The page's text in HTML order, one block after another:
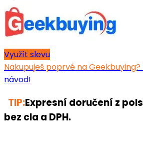
Využít slevu
Nakupuješ poprvé na Geekbuying?
návod!
TIP:Expresní doručení z
bez cla a DPH.